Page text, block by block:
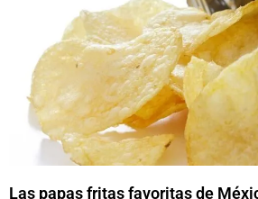
Las papas fritas favoritas de